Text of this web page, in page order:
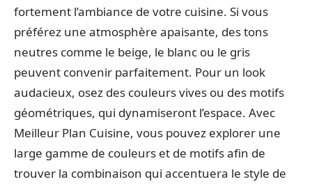
fortement l’ambiance de votre cuisine. Si vous
préférez une atmosphère apaisante, des tons
neutres comme le beige, le blanc ou le gris
peuvent convenir parfaitement. Pour un look
audacieux, osez des couleurs vives ou des motifs
géométriques, qui dynamiseront l’espace. Avec
Meilleur Plan Cuisine, vous pouvez explorer une
large gamme de couleurs et de motifs afin de
trouver la combinaison qui accentuera le style de